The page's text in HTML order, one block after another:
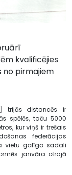
kvalificējies
no pirmajiem
trijās distancēs ir
spēlēs, taču 5000
kur viņš ir trešais
federācijas
vietu galīgo sadali
janvāra otrajā